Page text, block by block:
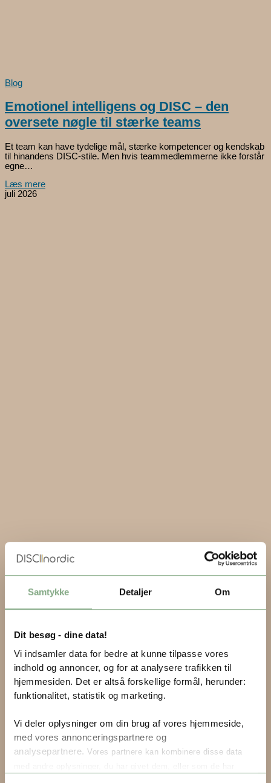
Samtykke Detaljer Om
Dit besøg - dine data!
Vi indsamler data for bedre at kunne tilpasse vores
indhold og annoncer, og for at analysere trafikken til
hjemmesiden. Det er altså forskellige formål, herunder:
funktionalitet, statistik og marketing.
Vi deler oplysninger om din brug af vores hjemmeside,
med vores annonceringspartnere og
analysepartnere.Vores partnere kan kombinere disse data
Blog
Emotionel intelligens og DISC – den
oversete nøgle til stærke teams
Et team kan have tydelige mål, stærke kompetencer og kendskab
til hinandens DISC-stile. Men hvis teammedlemmerne ikke forstår
egne…
Læs mere
juli 2026
Blog